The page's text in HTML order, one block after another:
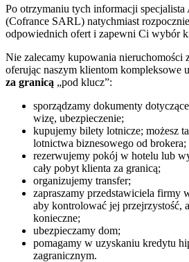
Po otrzymaniu tych informacji
(Cofrance SARL) natychmiast
odpowiednich ofert i zapewni Ci wybór
Nie zalecamy kupowania nieruchomości
oferując naszym klientom kompleksowe
za granicą „pod klucz”:
sporządzamy dokumenty
wizę, ubezpieczenie;
kupujemy bilety lotnicze; możesz
lotnictwa biznesowego od brokera;
rezerwujemy pokój w hotelu lub
cały pobyt klienta za granicą;
organizujemy transfer;
zapraszamy przedstawiciela firmy
aby kontrolować jej przejrzystość,
konieczne;
ubezpieczamy dom;
pomagamy w uzyskaniu kredytu
zagranicznym.